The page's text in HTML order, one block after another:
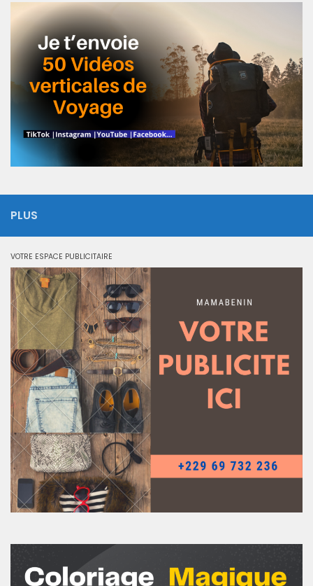
PLUS
VOTRE ESPACE PUBLICITAIRE